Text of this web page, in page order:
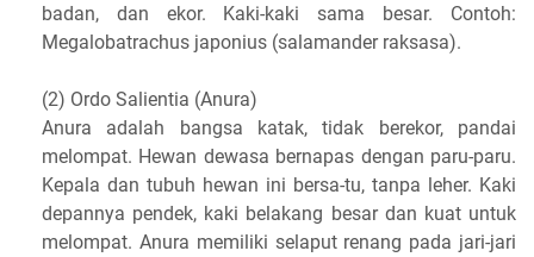
badan, dan ekor. Kaki-kaki sama besar. Contoh:
Megalobatrachus japonius (salamander raksasa).
(2) Ordo Salientia (Anura)
Anura adalah bangsa katak, tidak berekor, pandai
melompat. Hewan dewasa bernapas dengan paru-paru.
Kepala dan tubuh hewan ini bersa-tu, tanpa leher. Kaki
depannya pendek, kaki belakang besar dan kuat untuk
melompat. Anura memiliki selaput renang pada jari-jari